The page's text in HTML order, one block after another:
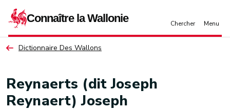
Dictionnaire Des Wallons
Reynaerts (dit Joseph
Reynaert) Joseph